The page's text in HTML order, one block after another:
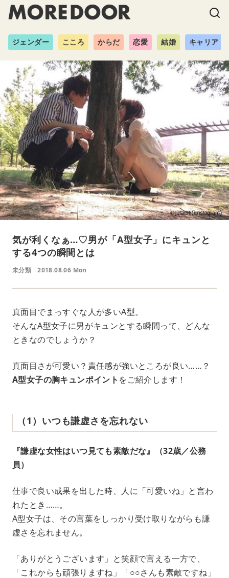
ジェンダー こころ からだ 恋愛 結婚 キャリア
気が利くなぁ…♡男が「A型女子」にキュンと
する4つの瞬間とは
未分類 2018.08.06 Mon
真面目でまっすぐな人が多いA型。
そんなA型女子に男がキュンとする瞬間って、どんな
ときなのでしょうか？
真面目さが可愛い？責任感が強いところが良い……？
A型女子の胸キュンポイント をご紹介します！
（1）いつも謙虚さを忘れない
『謙虚な女性はいつ見ても素敵だな』（32歳／公務
員）
仕事で良い成果を出した時、人に「可愛いね」と言わ
れたとき……。
A型女子は、その言葉をしっかり受け取りながらも謙
虚さを忘れません。
「ありがとうございます」と笑顔で言える一方で、
「これからも頑張りますね」「○○さんも素敵ですね」